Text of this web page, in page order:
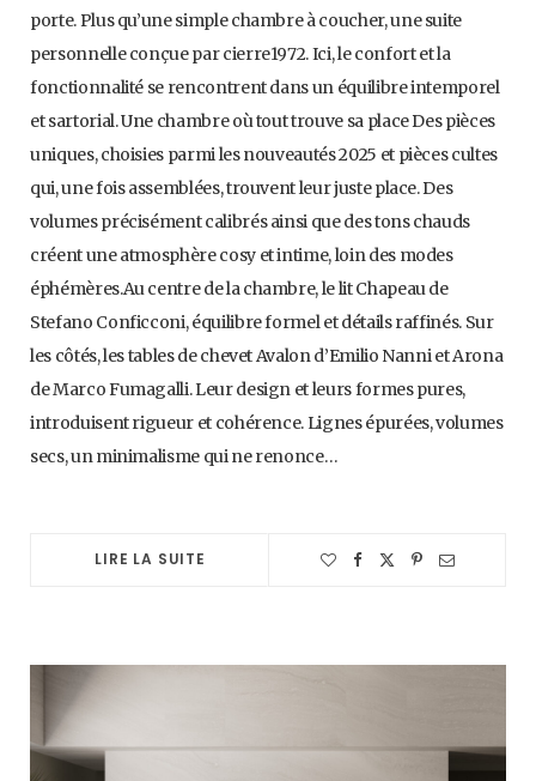
porte. Plus qu’une simple chambre à coucher, une suite
personnelle conçue par cierre1972. Ici, le confort et la
fonctionnalité se rencontrent dans un équilibre intemporel
et sartorial. Une chambre où tout trouve sa place Des pièces
uniques, choisies parmi les nouveautés 2025 et pièces cultes
qui, une fois assemblées, trouvent leur juste place. Des
volumes précisément calibrés ainsi que des tons chauds
créent une atmosphère cosy et intime, loin des modes
éphémères.Au centre de la chambre, le lit Chapeau de
Stefano Conficconi, équilibre formel et détails raffinés. Sur
les côtés, les tables de chevet Avalon d’Emilio Nanni et Arona
de Marco Fumagalli. Leur design et leurs formes pures,
introduisent rigueur et cohérence. Lignes épurées, volumes
secs, un minimalisme qui ne renonce…
LIRE LA SUITE